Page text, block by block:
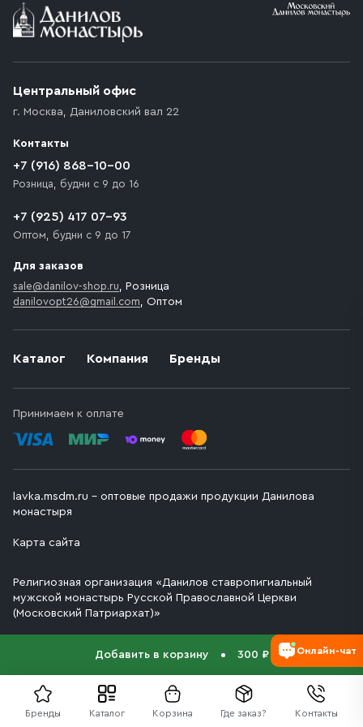
Бренды Каталог Корзина Где заказ? Контакты
Добавить в корзину 300 ₽
Условия доставки
возникают препятствия для подъезда автомобиля,
которое максимально близко к месту запланированной
движения. Если на территории места назначения
доставки предусмотрен платный въезд, то Покупателю
необходимо компенсировать стоимость въезда
Каталог Компания Бренды
Принимаем к оплате
Центральный офис
г. Москва, Даниловский вал 22
Контакты
+7 (916) 868-10-00
Розница, будни с 9 до 16
+7 (925) 417 07-93
Оптом, будни с 9 до 17
Для заказов
sale@danilov-shop.ru, Розница
danilovopt26@gmail.com, Оптом
lavka.msdm.ru – оптовые продажи продукции Данилова
монастыря
Карта сайта
Религиозная организация «Данилов ставропигиальный
мужской монастырь Русской Православной Церкви
(Московский Патриархат)»
Онлайн-чат